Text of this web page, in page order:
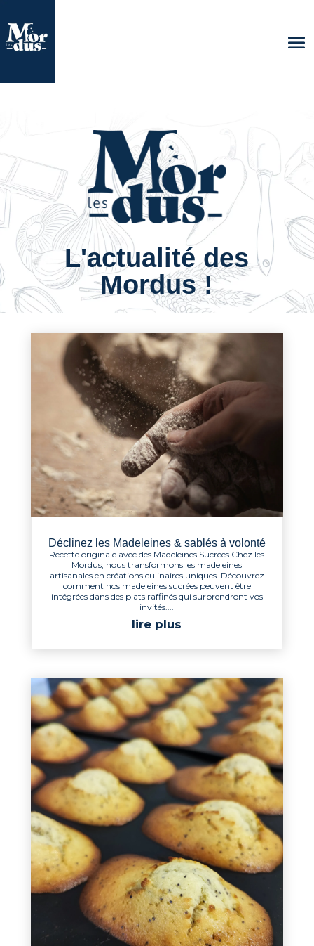
L'actualité des
Mordus !
Déclinez les Madeleines & sablés à volonté
Recette originale avec des Madeleines Sucrées Chez les
Mordus, nous transformons les madeleines
artisanales en créations culinaires uniques. Découvrez
comment nos madeleines sucrées peuvent être
intégrées dans des plats raffinés qui surprendront vos
invités....
lire plus